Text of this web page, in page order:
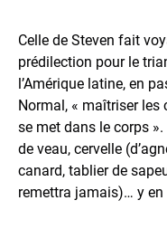
Celle de Steven fait
prédilection pour le
l’Amérique latine, en
Normal, « maîtriser les
se met dans le corps
de veau, cervelle
canard, tablier de
remettra jamais)… y